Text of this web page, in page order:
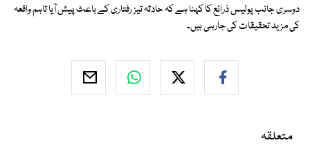
دوسری جانب پولیس ذرائع کا کہنا ہے کہ حادثہ تیز رفتاری کے باعث پیش آیا تاہم واقعہ
کی مزید تحقیقات کی جارہی ہیں۔
متعلقہ